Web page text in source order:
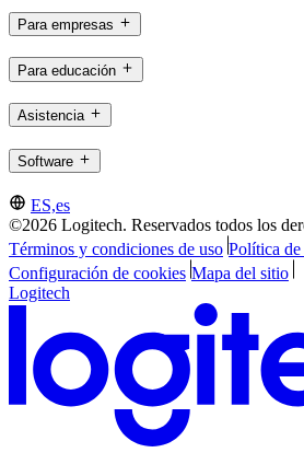
Para empresas
Para educación
Asistencia
Software
ES,es
©2026 Logitech. Reservados todos los
Términos y condiciones de uso Política
Configuración de cookies Mapa del sitio
Logitech